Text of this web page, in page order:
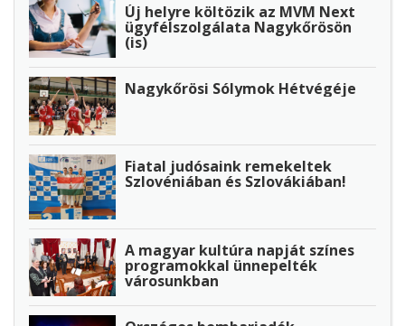
Új helyre költözik az MVM Next
ügyfélszolgálata Nagykőrösön
(is)
Nagykőrösi Sólymok Hétvégéje
Fiatal judósaink remekeltek
Szlovéniában és Szlovákiában!
A magyar kultúra napját színes
programokkal ünnepelték
városunkban